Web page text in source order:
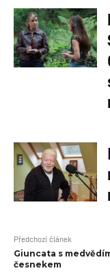
Předchozí článek
Giuncata s
česnekem